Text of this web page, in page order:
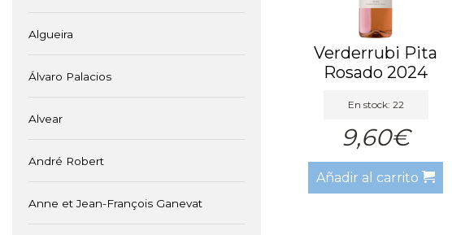
Algueira
Álvaro Palacios
Alvear
André Robert
Anne et Jean-François Ganevat
Verderrubi Pita
Rosado 2024
En stock: 22
9,60€
Añadir al carrito